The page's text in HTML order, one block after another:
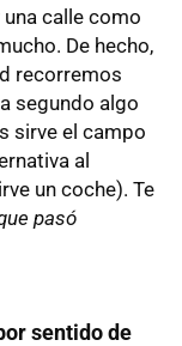
calle como
De hecho,
recorremos
segundo algo
sirve el campo
al
un coche). Te
pasó
sentido de